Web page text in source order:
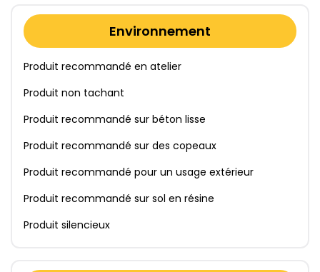
Environnement
Produit recommandé en atelier
Produit non tachant
Produit recommandé sur béton lisse
Produit recommandé sur des copeaux
Produit recommandé pour un usage extérieur
Produit recommandé sur sol en résine
Produit silencieux